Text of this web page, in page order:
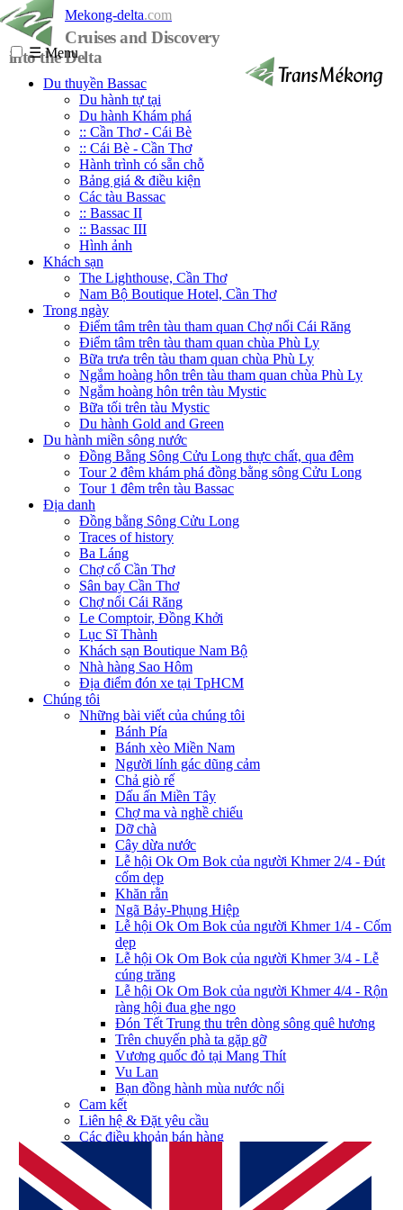
Mekong-delta.com
Cruises and Discovery
into the Delta
☰Menu
Du thuyền Bassac
Du hành tự tại
Du hành Khám phá
:: Cần Thơ - Cái Bè
:: Cái Bè - Cần Thơ
Hành trình có sẵn chỗ
Bảng giá & điều kiện
Các tàu Bassac
:: Bassac II
:: Bassac III
Hình ảnh
Khách sạn
The Lighthouse, Cần Thơ
Nam Bộ Boutique Hotel, Cần Thơ
Trong ngày
Điểm tâm trên tàu tham quan Chợ nổi Cái Răng
Điểm tâm trên tàu tham quan chùa Phù Ly
Bữa trưa trên tàu tham quan chùa Phù Ly
Ngắm hoàng hôn trên tàu tham quan chùa Phù Ly
Ngắm hoàng hôn trên tàu Mystic
Bữa tối trên tàu Mystic
Du hành Gold and Green
Du hành miền sông nước
Đồng Bằng Sông Cửu Long thực chất, qua đêm
Tour 2 đêm khám phá đồng bằng sông Cửu Long
Tour 1 đêm trên tàu Bassac
Địa danh
Đồng bằng Sông Cửu Long
Traces of history
Ba Láng
Chợ cổ Cần Thơ
Sân bay Cần Thơ
Chợ nổi Cái Răng
Le Comptoir, Đồng Khởi
Lục Sĩ Thành
Khách sạn Boutique Nam Bộ
Nhà hàng Sao Hôm
Địa điểm đón xe tại TpHCM
Chúng tôi
Những bài viết của chúng tôi
Bánh Pía
Bánh xèo Miền Nam
Người lính gác dũng cảm
Chả giò rế
Dấu ấn Miền Tây
Chợ ma và nghề chiếu
Dỡ chà
Cây dừa nước
Lễ hội Ok Om Bok của người Khmer 2/4 - Đút
cốm dẹp
Khăn rằn
Ngã Bảy-Phụng Hiệp
Lễ hội Ok Om Bok của người Khmer 1/4 - Cốm
dẹp
Lễ hội Ok Om Bok của người Khmer 3/4 - Lễ
cúng trăng
Lễ hội Ok Om Bok của người Khmer 4/4 - Rộn
ràng hội đua ghe ngo
Đón Tết Trung thu trên dòng sông quê hương
Trên chuyến phà ta gặp gỡ
Vương quốc đỏ tại Mang Thít
Vu Lan
Bạn đồng hành mùa nước nổi
Cam kết
Liên hệ & Đặt yêu cầu
Các điều khoản bán hàng
Chính sách dịch vụ